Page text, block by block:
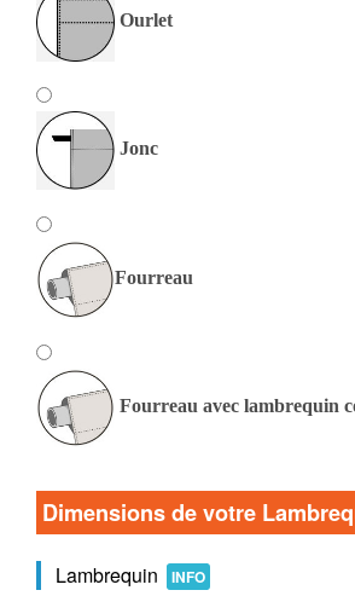
Ourlet
Jonc
Fourreau
Fourreau avec lambrequin
Dimensions de votre
Lambrequin INFO